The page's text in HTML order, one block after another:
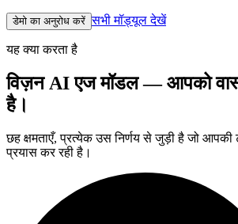
डेमो का अनुरोध करें सभी मॉड्यूल देखें
यह क्या करता है
विज़न AI एज मॉडल — आपको
है।
छह क्षमताएँ, प्रत्येक उस निर्णय से जुड़ी है जो
प्रयास कर रही है।